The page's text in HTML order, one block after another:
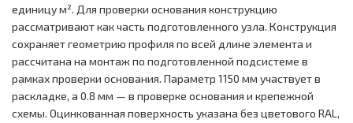
единицу м². Для проверки основания конструкцию
рассматривают как часть подготовленного узла. Конструкция
сохраняет геометрию профиля по всей длине элемента и
рассчитана на монтаж по подготовленной подсистеме в
рамках проверки основания. Параметр 1150 мм участвует в
раскладке, а 0.8 мм — в проверке основания и крепежной
схемы. Оцинкованная поверхность указана без цветового RAL,